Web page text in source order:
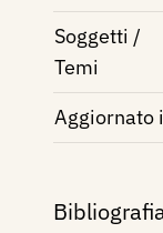
Soggetti /
Temi
Aggiornato